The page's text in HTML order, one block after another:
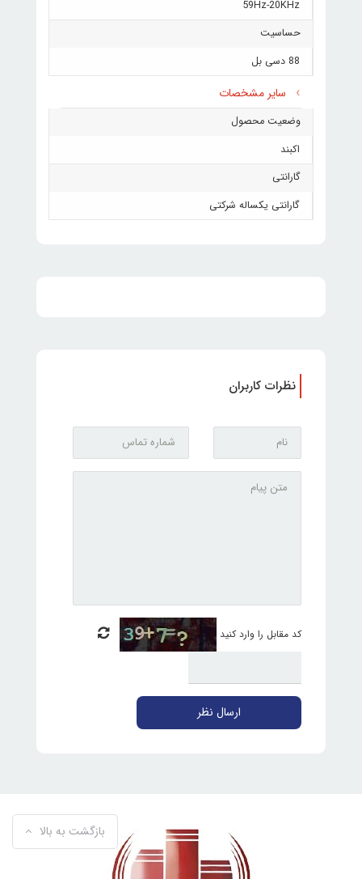
59Hz-20KHz
حساسیت
88 دسی بل
سایر مشخصات
وضعیت محصول
اکبند
گارانتی
گارانتی یکساله شرکتی
نظرات کاربران
کد مقابل را وارد کنید
ارسال نظر
بازگشت به بالا